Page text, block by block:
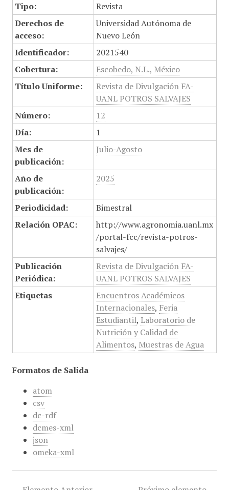
Tipo:
Revista
Derechos de
acceso:
Universidad Autónoma de
Nuevo León
Identificador:
2021540
Cobertura:
Escobedo, N.L., México
Título Uniforme:
Revista de Divulgación FA-
UANL POTROS SALVAJES
Número:
12
Día:
1
Mes de
publicación:
Julio-Agosto
Año de
publicación:
2025
Periodicidad:
Bimestral
Relación OPAC:
http://www.agronomia.uanl.mx
/portal-fcc/revista-potros-
salvajes/
Publicación
Periódica:
Revista de Divulgación FA-
UANL POTROS SALVAJES
Etiquetas
Encuentros Académicos
Internacionales, Feria
Estudiantil, Laboratorio de
Nutrición y Calidad de
Alimentos, Muestras de Agua
Formatos de Salida
atom
csv
dc-rdf
dcmes-xml
json
omeka-xml